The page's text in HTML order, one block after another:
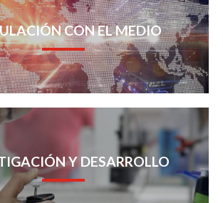
CON EL MEDIO
Y DESARROLLO